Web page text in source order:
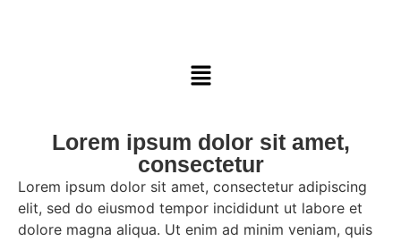
Lorem ipsum dolor sit amet,
consectetur
Lorem ipsum dolor sit amet, consectetur adipiscing
elit, sed do eiusmod tempor incididunt ut labore et
dolore magna aliqua. Ut enim ad minim veniam, quis